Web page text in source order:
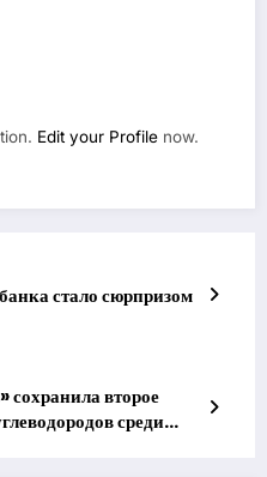
Edit your Profile now.
стало сюрпризом
сохранила второе
среди